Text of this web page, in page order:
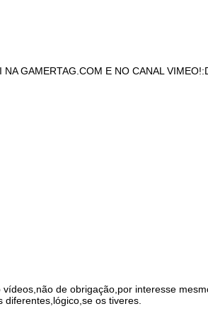
GAMERTAG.COM E NO CANAL
de obrigação,por interesse
os tiveres.